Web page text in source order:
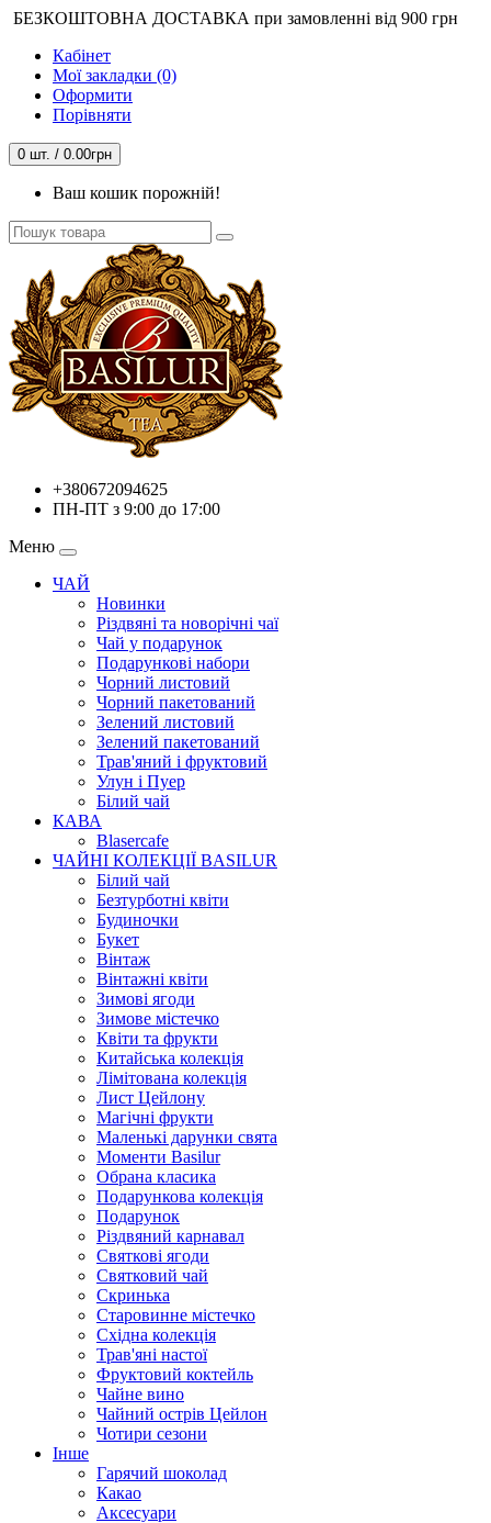
БЕЗКОШТОВНА ДОСТАВКА при замовленні від 900 грн
Кабінет
Мої закладки (0)
Оформити
Порівняти
0 шт. / 0.00грн
Ваш кошик порожній!
+380672094625
ПН-ПТ з 9:00 до 17:00
Меню
ЧАЙ
Новинки
Різдвяні та новорічні чаї
Чай у подарунок
Подарункові набори
Чорний листовий
Чорний пакетований
Зелений листовий
Зелений пакетований
Трав'яний і фруктовий
Улун і Пуер
Білий чай
КАВА
Blasercafe
ЧАЙНІ КОЛЕКЦІЇ BASILUR
Білий чай
Безтурботні квіти
Будиночки
Букет
Вінтаж
Вінтажні квіти
Зимові ягоди
Зимове містечко
Квіти та фрукти
Китайська колекція
Лімітована колекція
Лист Цейлону
Магічні фрукти
Маленькі дарунки свята
Моменти Basilur
Обрана класика
Подарункова колекція
Подарунок
Різдвяний карнавал
Святкові ягоди
Святковий чай
Скринька
Старовинне містечко
Східна колекція
Трав'яні настої
Фруктовий коктейль
Чайне вино
Чайний острів Цейлон
Чотири сезони
Інше
Гарячий шоколад
Какао
Аксесуари